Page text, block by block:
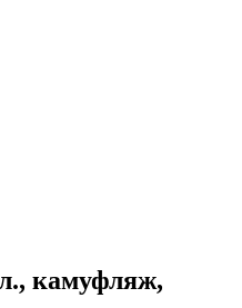
камуфляж,